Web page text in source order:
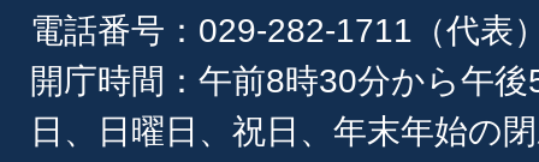
電話番号：029-282-1711（代表
開庁時間：午前8時30分から午
日、日曜日、祝日、年末年始の